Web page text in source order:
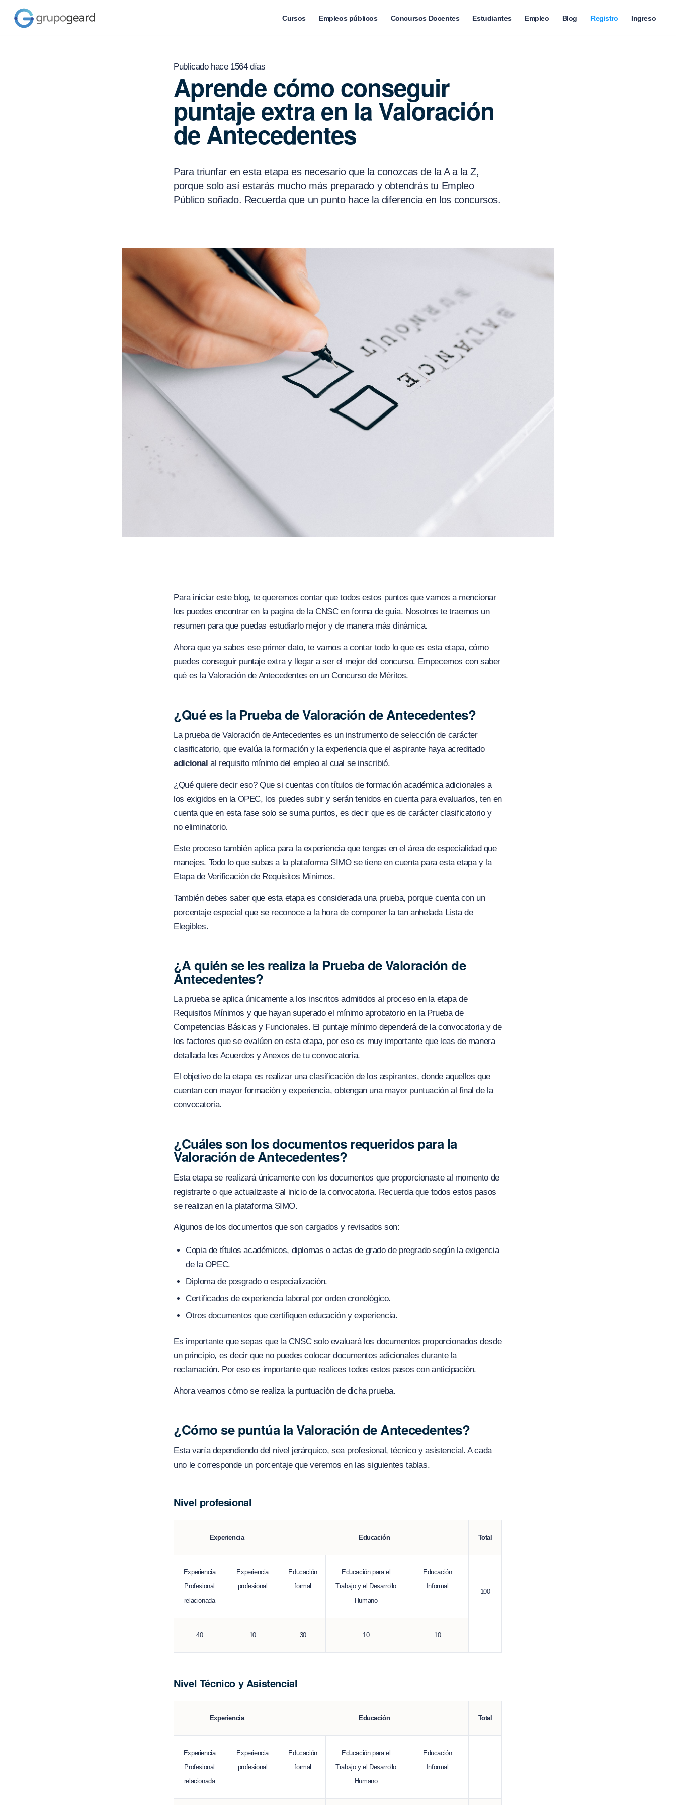
Cursos Empleos públicos Concursos Docentes Estudiantes Empleo Blog Registro Ingreso
Publicado hace 1564 días
Aprende cómo conseguir
puntaje extra en la Valoración
de Antecedentes
Para triunfar en esta etapa es necesario que la conozcas de la A a la Z,
porque solo así estarás mucho más preparado y obtendrás tu Empleo
Público soñado. Recuerda que un punto hace la diferencia en los concursos.
Para iniciar este blog, te queremos contar que todos estos puntos que vamos a mencionar
los puedes encontrar en la pagina de la CNSC en forma de guía. Nosotros te traemos un
resumen para que puedas estudiarlo mejor y de manera más dinámica.
Ahora que ya sabes ese primer dato, te vamos a contar todo lo que es esta etapa, cómo
puedes conseguir puntaje extra y llegar a ser el mejor del concurso. Empecemos con saber
qué es la Valoración de Antecedentes en un Concurso de Méritos.
¿Qué es la Prueba de Valoración de Antecedentes?
La prueba de Valoración de Antecedentes es un instrumento de selección de carácter
clasificatorio, que evalúa la formación y la experiencia que el aspirante haya acreditado
adicional al requisito mínimo del empleo al cual se inscribió.
¿Qué quiere decir eso? Que si cuentas con títulos de formación académica adicionales a
los exigidos en la OPEC, los puedes subir y serán tenidos en cuenta para evaluarlos, ten en
cuenta que en esta fase solo se suma puntos, es decir que es de carácter clasificatorio y
no eliminatorio.
Este proceso también aplica para la experiencia que tengas en el área de especialidad que
manejes. Todo lo que subas a la plataforma SIMO se tiene en cuenta para esta etapa y la
Etapa de Verificación de Requisitos Mínimos.
También debes saber que esta etapa es considerada una prueba, porque cuenta con un
porcentaje especial que se reconoce a la hora de componer la tan anhelada Lista de
Elegibles.
¿A quién se les realiza la Prueba de Valoración de
Antecedentes?
La prueba se aplica únicamente a los inscritos admitidos al proceso en la etapa de
Requisitos Mínimos y que hayan superado el mínimo aprobatorio en la Prueba de
Competencias Básicas y Funcionales. El puntaje mínimo dependerá de la convocatoria y de
los factores que se evalúen en esta etapa, por eso es muy importante que leas de manera
detallada los Acuerdos y Anexos de tu convocatoria.
El objetivo de la etapa es realizar una clasificación de los aspirantes, donde aquellos que
cuentan con mayor formación y experiencia, obtengan una mayor puntuación al final de la
convocatoria.
¿Cuáles son los documentos requeridos para la
Valoración de Antecedentes?
Esta etapa se realizará únicamente con los documentos que proporcionaste al momento de
registrarte o que actualizaste al inicio de la convocatoria. Recuerda que todos estos pasos
se realizan en la plataforma SIMO.
Algunos de los documentos que son cargados y revisados son:
Copia de títulos académicos, diplomas o actas de grado de pregrado según la exigencia
de la OPEC.
Diploma de posgrado o especialización.
Certificados de experiencia laboral por orden cronológico.
Otros documentos que certifiquen educación y experiencia.
Es importante que sepas que la CNSC solo evaluará los documentos proporcionados desde
un principio, es decir que no puedes colocar documentos adicionales durante la
reclamación. Por eso es importante que realices todos estos pasos con anticipación.
Ahora veamos cómo se realiza la puntuación de dicha prueba.
¿Cómo se puntúa la Valoración de Antecedentes?
Esta varía dependiendo del nivel jerárquico, sea profesional, técnico y asistencial. A cada
uno le corresponde un porcentaje que veremos en las siguientes tablas.
Nivel profesional
Experiencia Educación Total
Experiencia
Profesional
relacionada
Experiencia
profesional
Educación
formal
Educación para el
Trabajo y el Desarrollo
Humano
Educación
Informal
100
40 10 30 10 10
Nivel Técnico y Asistencial
Experiencia Educación Total
Experiencia
Profesional
relacionada
Experiencia
profesional
Educación
formal
Educación para el
Trabajo y el Desarrollo
Humano
Educación
Informal